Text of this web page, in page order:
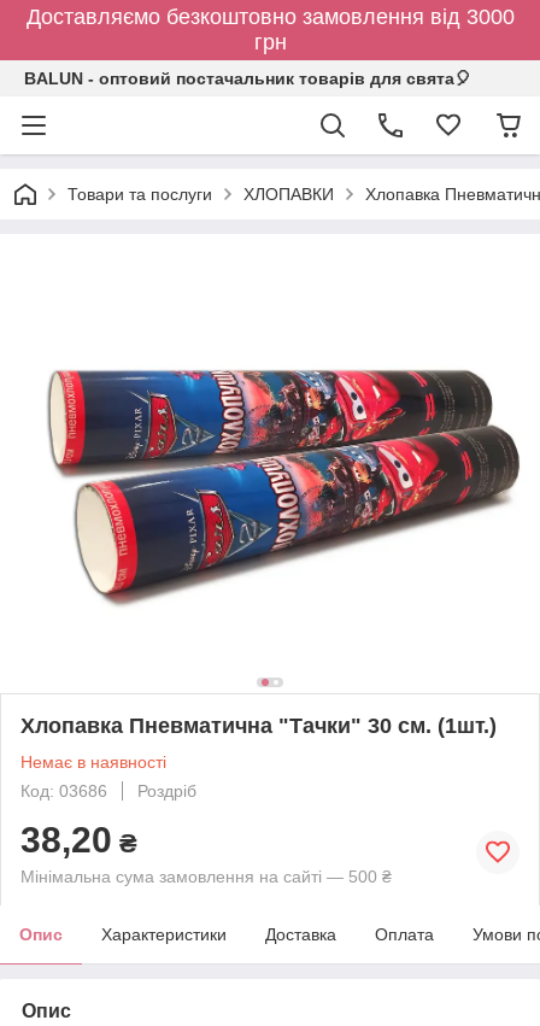
Доставляємо безкоштовно замовлення від 3000
грн
BALUN - оптовий постачальник товарів для свята🎈
Товари та послуги ХЛОПАВКИ Хлопавка
Хлопавка Пневматична "Тачки" 30 см. (1шт.)
Немає в наявності
Код: 03686
Роздріб
38,20 ₴
Мінімальна сума замовлення на сайті — 500 ₴
Опис Характеристики Доставка Оплата Умови
Опис